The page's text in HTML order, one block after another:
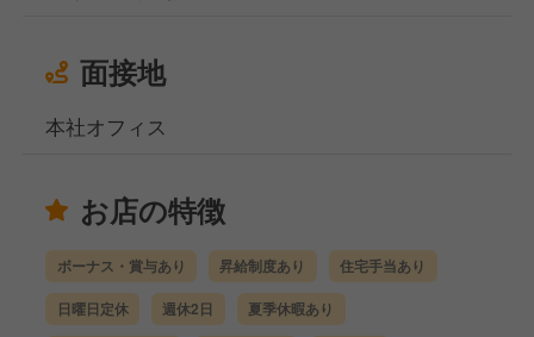
面接地
本社オフィス
お店の特徴
ボーナス・賞与あり 昇給制度あり 住宅手当あり
日曜日定休 週休2日 夏季休暇あり